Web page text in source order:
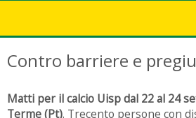
Contro barriere e
Matti per il calcio Uisp dal 22 al 24
Terme (Pt). Trecento persone con